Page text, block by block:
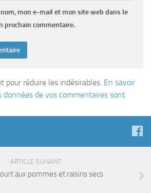
mon e-mail et mon site web dans le
prochain commentaire.
pour réduire les indésirables. En savoir
données de vos commentaires sont
ARTICLE SUIVANT
aux pommes et raisins secs